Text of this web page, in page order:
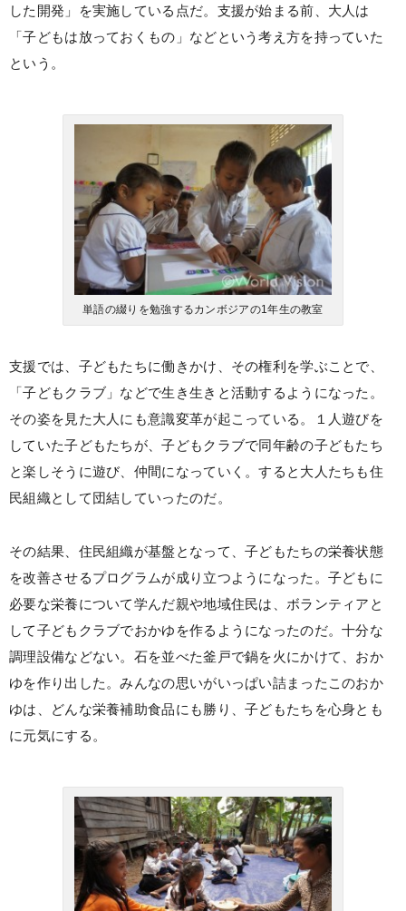
した開発」を実施している点だ。支援が始まる前、大人は
「子どもは放っておくもの」などという考え方を持っていた
という。
単語の綴りを勉強するカンボジアの1年生の教室
支援では、子どもたちに働きかけ、その権利を学ぶことで、
「子どもクラブ」などで生き生きと活動するようになった。
その姿を見た大人にも意識変革が起こっている。１人遊びを
していた子どもたちが、子どもクラブで同年齢の子どもたち
と楽しそうに遊び、仲間になっていく。すると大人たちも住
民組織として団結していったのだ。
その結果、住民組織が基盤となって、子どもたちの栄養状態
を改善させるプログラムが成り立つようになった。子どもに
必要な栄養について学んだ親や地域住民は、ボランティアと
して子どもクラブでおかゆを作るようになったのだ。十分な
調理設備などない。石を並べた釜戸で鍋を火にかけて、おか
ゆを作り出した。みんなの思いがいっぱい詰まったこのおか
ゆは、どんな栄養補助食品にも勝り、子どもたちを心身とも
に元気にする。